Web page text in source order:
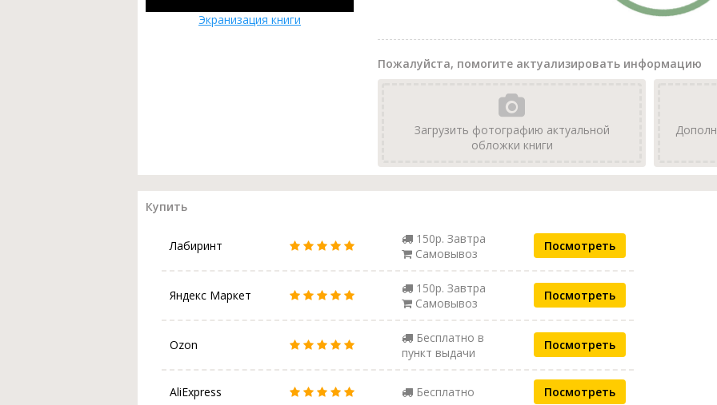
Экранизация книги
Пожалуйста, помогите актуализировать информацию
Загрузить фотографию актуальной
обложки книги
Купить
Лабиринт
150р. Завтра
Самовывоз
Посмотреть
Яндекс Маркет
150р. Завтра
Самовывоз
Посмотреть
Ozon
Бесплатно в
пункт выдачи
Посмотреть
AliExpress Бесплатно Посмотреть